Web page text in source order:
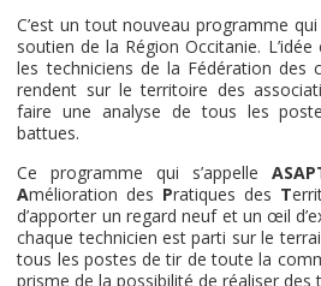
C’est un tout nouveau programme
soutien de la Région Occitanie.
les techniciens de la Fédération des
rendent sur le territoire des
faire une analyse de tous les
battues.
Ce programme qui s’appelle
Amélioration des Pratiques des T
d’apporter un regard neuf et un œil
chaque technicien est parti sur le
tous les postes de tir de toute la
prisme de la possibilité de réaliser des